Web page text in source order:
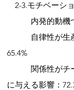
2-3.モチベーシ
内発的動機づ
自律性が生産
65.4%
関係性がチー
に与える影響：